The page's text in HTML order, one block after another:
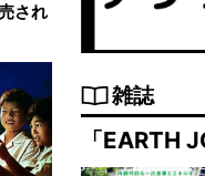
され
雑誌
「EARTH